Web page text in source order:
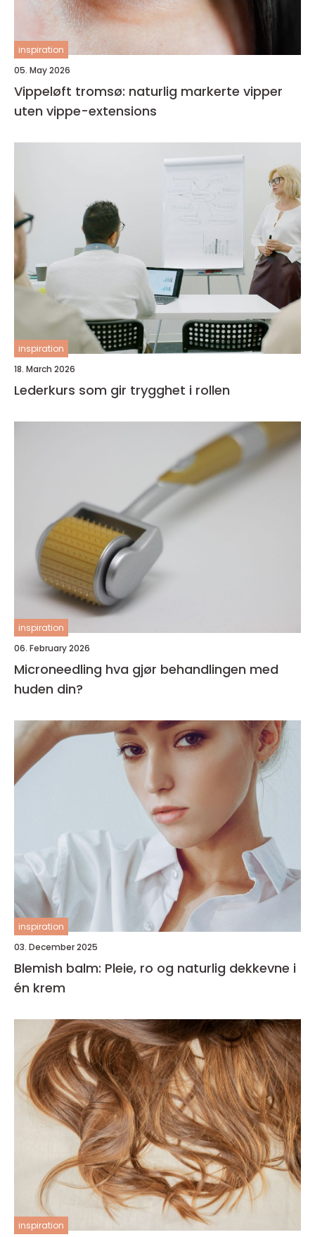
inspiration
05. May 2026
Vippeløft tromsø: naturlig markerte vipper
uten vippe-extensions
inspiration
18. March 2026
Lederkurs som gir trygghet i rollen
inspiration
06. February 2026
Microneedling hva gjør behandlingen med
huden din?
inspiration
03. December 2025
Blemish balm: Pleie, ro og naturlig dekkevne i
én krem
inspiration